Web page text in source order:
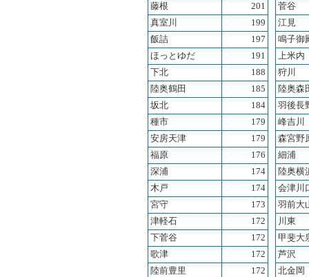
藤根
201
真室川
199
飯詰
197
ほっとゆだ
191
下北
188
陸奥鶴田
185
坂北
184
種市
179
安房天津
179
福原
176
深浦
174
木戸
174
宮守
173
津軽石
172
下菅谷
172
歌津
172
陸前豊里
172
菅谷
江見
鳴子御
上米内
狩川
陸奥森
羽後長
峰吉川
森宮野
細浦
陸奥横
会津川
羽前大
川東
甲斐大
芦沢
北金岡